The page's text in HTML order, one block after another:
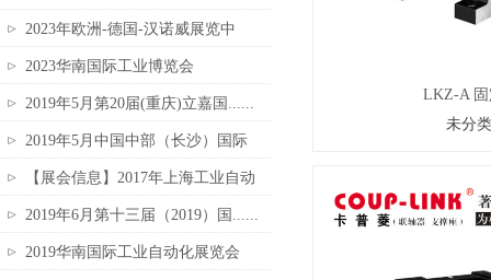
展......
2023年欧洲-德国-汉诺威展览中
心......
2023华南国际工业博览会
2019年5月第20届(重庆)立嘉国......
2019年5月中国中部（长沙）国际
智......
【展会信息】2017年上海工业自动
化......
2019年6月第十三届（2019）国......
2019华南国际工业自动化展览会
LKZ-A 固
未分类